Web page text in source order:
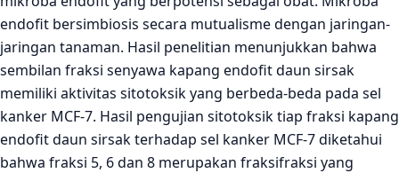
endofit bersimbiosis secara mutualisme dengan jaringan-
jaringan tanaman. Hasil penelitian menunjukkan bahwa
sembilan fraksi senyawa kapang endofit daun sirsak
memiliki aktivitas sitotoksik yang berbeda-beda pada sel
kanker MCF-7. Hasil pengujian sitotoksik tiap fraksi kapang
endofit daun sirsak terhadap sel kanker MCF-7 diketahui
bahwa fraksi 5, 6 dan 8 merupakan fraksifraksi yang